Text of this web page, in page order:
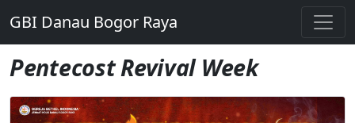
GBI Danau Bogor Raya
Pentecost Revival Week